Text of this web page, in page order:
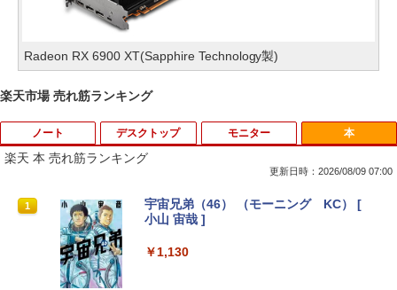
Radeon RX 6900 XT(Sapphire Technology製)
楽天市場 売れ筋ランキング
ノート
1
【★最大100%ポイント】富士通 タブレ
ット Q739/第8世代 Core i3/メモリ:4GB/
Wi-fi/Bluetooth/WEBカメラ/USB 3.1 Ty
デスクトップ モニター 本
楽天 本 売れ筋ランキング
更新日時：2026/08/09 07:00
1
宇宙兄弟（46） （モーニング KC） [
小山 宙哉 ]
￥1,130